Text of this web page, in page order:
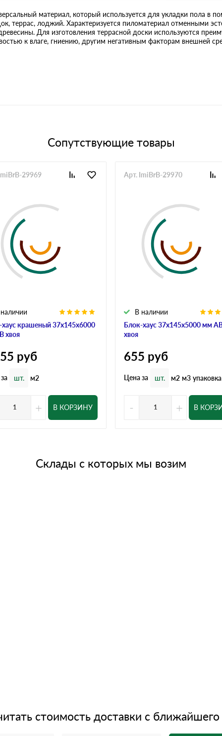
материал, который используется для укладки пола в
террас, лоджий. Характеризуется пиломатериал отменными
Для изготовления террасной доски используются
к влаге, гниению, другим негативным факторам внешней
Сопутствующие товары
крашеный 37x145x6000
хвоя
29969
руб
шт. м2
+ В КОРЗИНУ
Блок-хаус 37x145x5000 мм
хвоя
В наличии
Арт. ImiBrB-29970
655 руб
Цена за шт. м2 м3 упаковка
- + В
Склады с которых мы возим
стоимость доставки с ближайшего